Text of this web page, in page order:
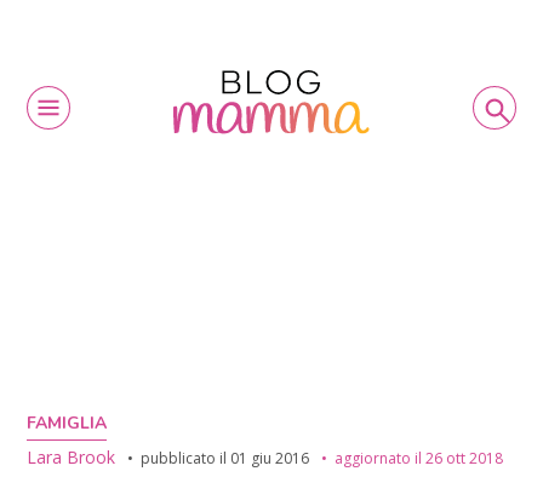
FAMIGLIA
Lara Brook
pubblicato il 01 giu 2016 aggiornato il26 ott 2018